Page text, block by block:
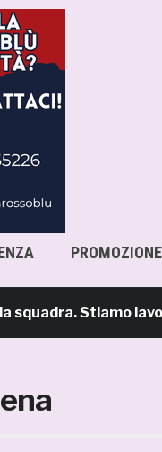
PROMOZIONE
Stiamo